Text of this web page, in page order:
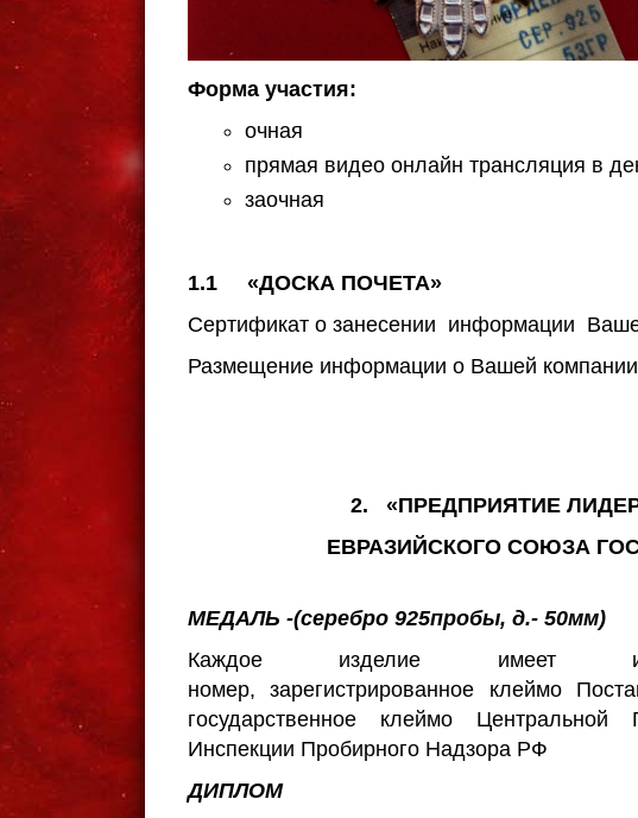
Форма участия:
очная
прямая видео онлайн трансляция в
заочная
1.1 «ДОСКА ПОЧЕТА»
Сертификат о занесении информации
Размещение информации о Вашей компании
2. «ПРЕДПРИЯТИЕ
ЕВРАЗИЙСКОГО СОЮЗА
МЕДАЛЬ -(серебро 925пробы, д.- 50мм)
Каждое изделие имеет
номер, зарегистрированное клеймо
государственное клеймо Центральной
Инспекции Пробирного Надзора РФ
ДИПЛОМ